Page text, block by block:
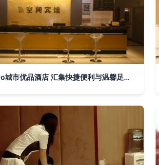
北票市wo城市优品酒店 汇集快捷便利与温馨足浴的新选择